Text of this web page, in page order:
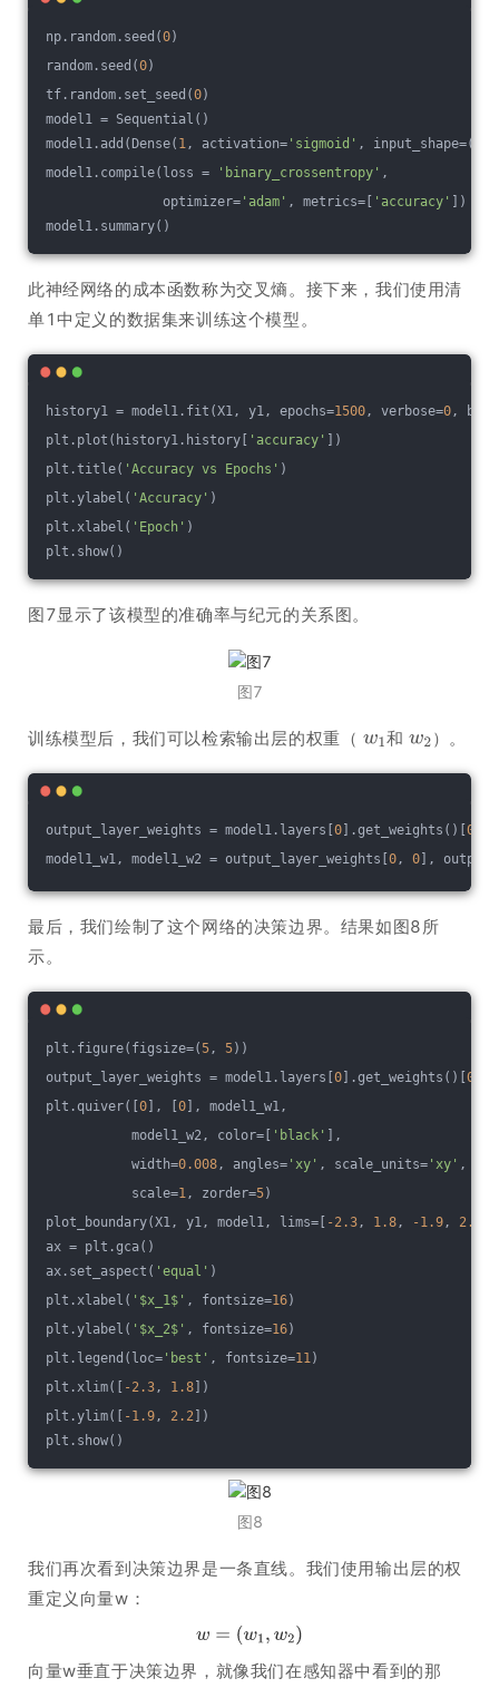
np.random.seed(0)
random.seed(0)
tf.random.set_seed(0)
model1 = Sequential()
model1.add(Dense( 1 , activation= 'sigmoid' , input_shape=(
model1.compile(loss =
'binary_crossentropy' ,
optimizer= 'adam' , metrics=[ 'accuracy' ])
model1.summary()
此神经网络的成本函数称为交叉熵。接下来，我们使用清
单1中定义的数据集来训练这个模型。
history1 = model1.fit(X1, y1, epochs=1500 , verbose=0 ,
plt.plot(history1.history[ 'accuracy' ])
plt.title( 'Accuracy vs Epochs' )
plt.ylabel( 'Accuracy' )
plt.xlabel( 'Epoch' )
plt.show()
图7显示了该模型的准确率与纪元的关系图。
图7
训练模型后，我们可以检索输出层的权重（ 和 ）。
output_layer_weights = model1.layers[0].get_weights()[0
model1_w1, model1_w2 = output_layer_weights[0 , 0],
最后，我们绘制了这个网络的决策边界。结果如图8所
示。
plt.figure(figsize=(5 , 5))
output_layer_weights = model1.layers[0].get_weights()[0
plt.quiver([0], [0], model1_w1,
model1_w2, color=[ 'black' ],
width=0.008 , angles= 'xy' , scale_units= 'xy' ,
scale=1 , zorder=5)
plot_boundary(X1, y1, model1, lims=[ -2.3 , 1.8 , -1.9 , 2.2
ax = plt.gca()
ax.set_aspect( 'equal' )
plt.xlabel( '$x_1$' , fontsize=16)
plt.ylabel( '$x_2$' , fontsize=16)
plt.legend(loc= 'best' , fontsize=11 )
plt.xlim([ -2.3 , 1.8])
plt.ylim([ -1.9 , 2.2 ])
plt.show()
图8
我们再次看到决策边界是一条直线。我们使用输出层的权
重定义向量w：
向量w垂直于决策边界，就像我们在感知器中看到的那